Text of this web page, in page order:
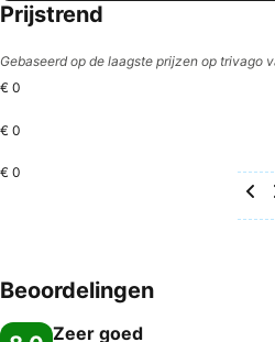
Prijstrend
Gebaseerd op de laagste prijzen op trivago
€ 0
€ 0
€ 0
Beoordelingen
Zeer goed